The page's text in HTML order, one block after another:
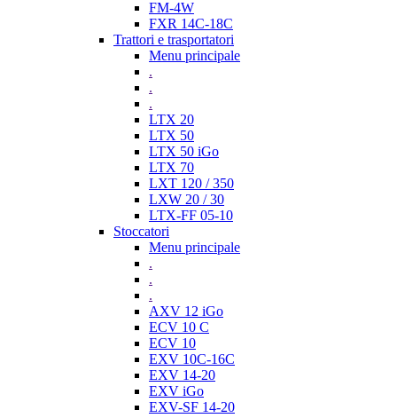
FM-4W
FXR 14C-18C
Trattori e trasportatori
Menu principale
.
.
.
LTX 20
LTX 50
LTX 50 iGo
LTX 70
LXT 120 / 350
LXW 20 / 30
LTX-FF 05-10
Stoccatori
Menu principale
.
.
.
AXV 12 iGo
ECV 10 C
ECV 10
EXV 10C-16C
EXV 14-20
EXV iGo
EXV-SF 14-20